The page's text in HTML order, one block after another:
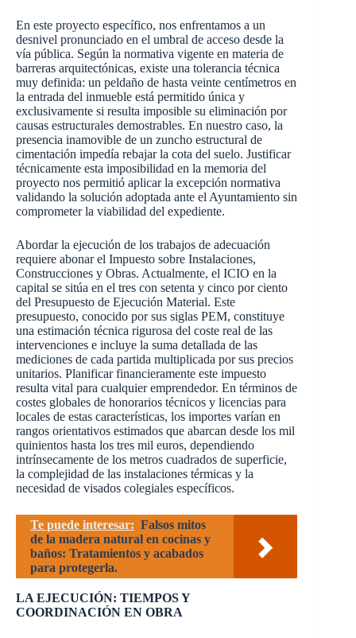
En este proyecto específico, nos enfrentamos a un
desnivel pronunciado en el umbral de acceso desde la
vía pública. Según la normativa vigente en materia de
barreras arquitectónicas, existe una tolerancia técnica
muy definida: un peldaño de hasta veinte centímetros en
la entrada del inmueble está permitido única y
exclusivamente si resulta imposible su eliminación por
causas estructurales demostrables. En nuestro caso, la
presencia inamovible de un zuncho estructural de
cimentación impedía rebajar la cota del suelo. Justificar
técnicamente esta imposibilidad en la memoria del
proyecto nos permitió aplicar la excepción normativa
validando la solución adoptada ante el Ayuntamiento sin
comprometer la viabilidad del expediente.
Abordar la ejecución de los trabajos de adecuación
requiere abonar el Impuesto sobre Instalaciones,
Construcciones y Obras. Actualmente, el ICIO en la
capital se sitúa en el tres con setenta y cinco por ciento
del Presupuesto de Ejecución Material. Este
presupuesto, conocido por sus siglas PEM, constituye
una estimación técnica rigurosa del coste real de las
intervenciones e incluye la suma detallada de las
mediciones de cada partida multiplicada por sus precios
unitarios. Planificar financieramente este impuesto
resulta vital para cualquier emprendedor. En términos de
costes globales de honorarios técnicos y licencias para
locales de estas características, los importes varían en
rangos orientativos estimados que abarcan desde los mil
quinientos hasta los tres mil euros, dependiendo
intrínsecamente de los metros cuadrados de superficie,
la complejidad de las instalaciones térmicas y la
necesidad de visados colegiales específicos.
Te puede interesar: Falsos mitos
de la madera natural en cocinas y
baños: Tratamientos y acabados
para protegerla.
LA EJECUCIÓN: TIEMPOS Y
COORDINACIÓN EN OBRA